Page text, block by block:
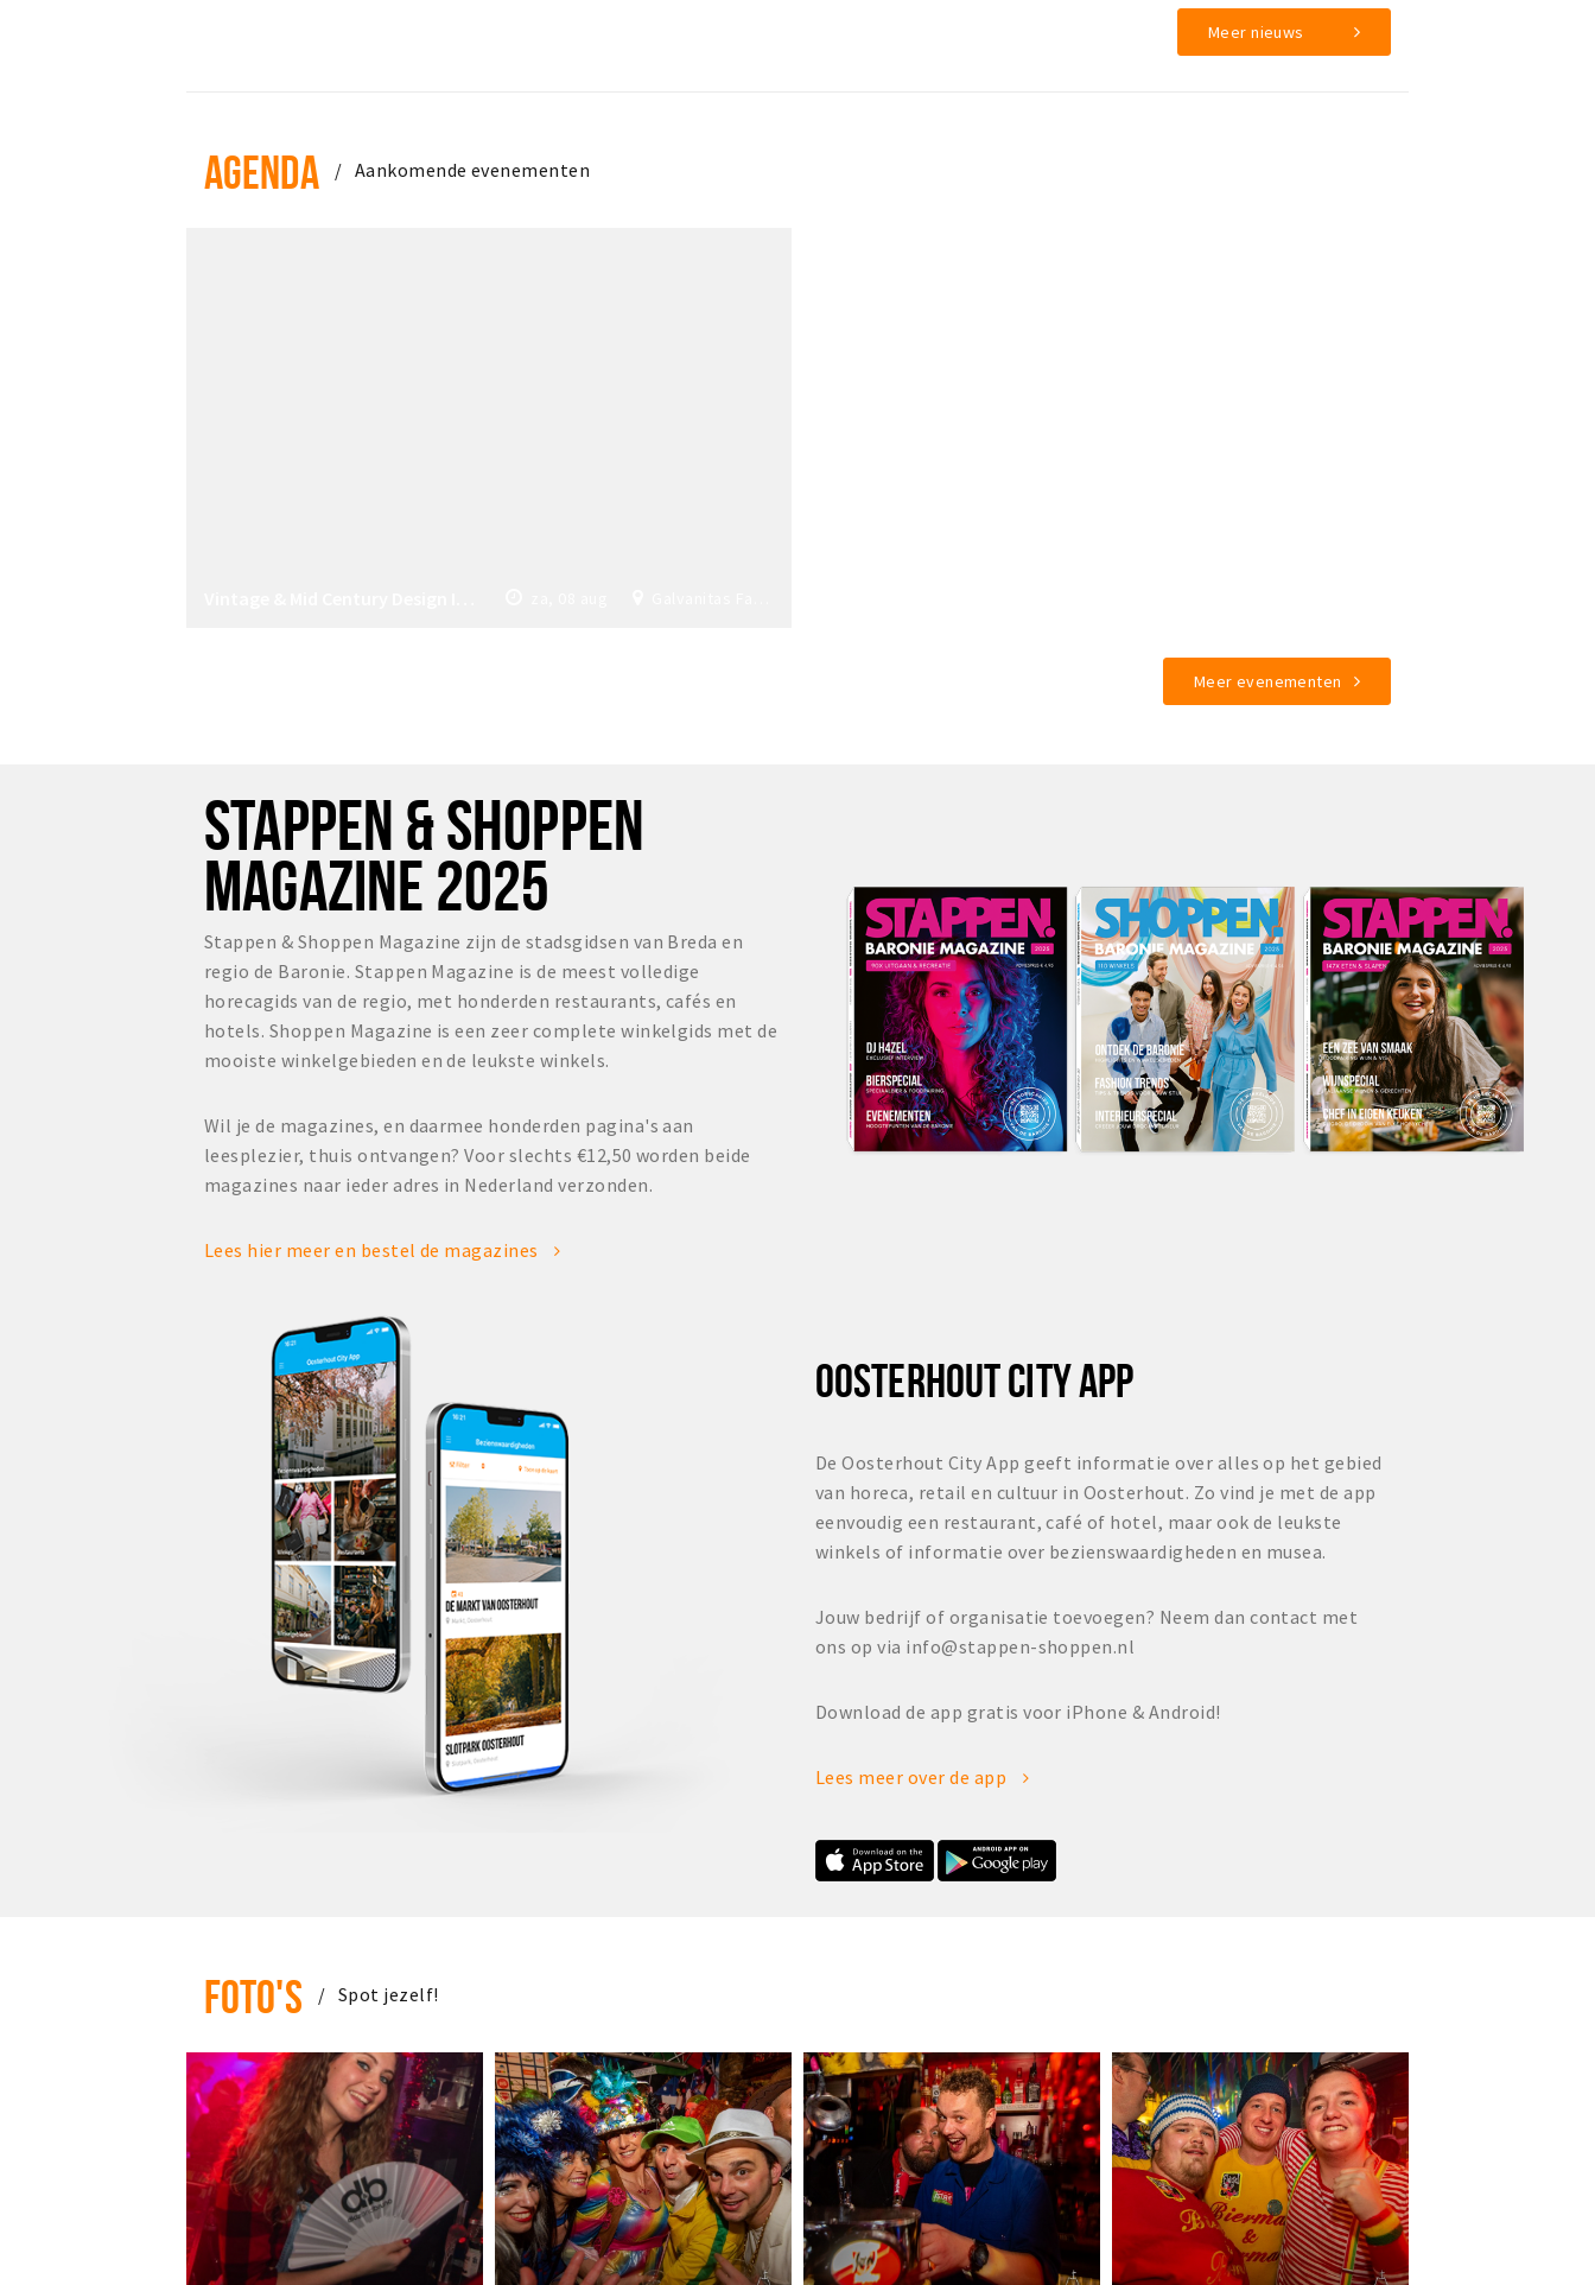
Meer nieuws
AGENDA Aankomende evenementen
Meer evenementen
STAPPEN & SHOPPEN
MAGAZINE 2025
Stappen & Shoppen Magazine zijn de stadsgidsen van Breda en
regio de Baronie. Stappen Magazine is de meest volledige
horecagids van de regio, met honderden restaurants, cafés en
hotels. Shoppen Magazine is een zeer complete winkelgids met de
mooiste winkelgebieden en de leukste winkels.
Wil je de magazines, en daarmee honderden pagina's aan
leesplezier, thuis ontvangen? Voor slechts €12,50 worden beide
magazines naar ieder adres in Nederland verzonden.
Lees hier meer en bestel de magazines
OOSTERHOUT CITY APP
De Oosterhout City App geeft informatie over alles op het gebied
van horeca, retail en cultuur in Oosterhout. Zo vind je met de app
eenvoudig een restaurant, café of hotel, maar ook de leukste
winkels of informatie over bezienswaardigheden en musea.
Jouw bedrijf of organisatie toevoegen? Neem dan contact met
ons op via info@stappen-shoppen.nl
Download de app gratis voor iPhone & Android!
Lees meer over de app
FOTO'S Spot jezelf!